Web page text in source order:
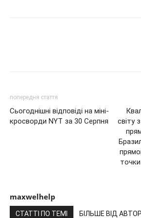
попередня стаття
Сьогоднішні відповіді на міні-
кросворди NYT за 30 Серпня
світу
maxwelhelp
СТАТТІ ПО ТЕМІ БІЛЬШЕ ВІД